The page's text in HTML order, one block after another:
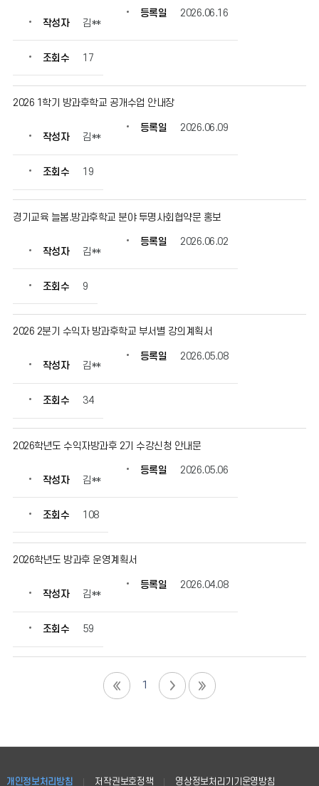
작성자 김**
등록일 2026.06.16
조회수 17
2026 1학기 방과후학교 공개수업 안내장
작성자 김**
등록일 2026.06.09
조회수 19
경기교육 늘봄.방과후학교 분야 투명사회협약문 홍보
작성자 김**
등록일 2026.06.02
조회수 9
2026 2분기 수익자 방과후학교 부서별 강의계획서
작성자 김**
등록일 2026.05.08
조회수 34
2026학년도 수익자방과후 2기 수강신청 안내문
작성자 김**
등록일 2026.05.06
조회수 108
2026학년도 방과후 운영계획서
작성자 김**
등록일 2026.04.08
조회수 59
1
개인정보처리방침 저작권보호정책 영상정보처리기기운영방침